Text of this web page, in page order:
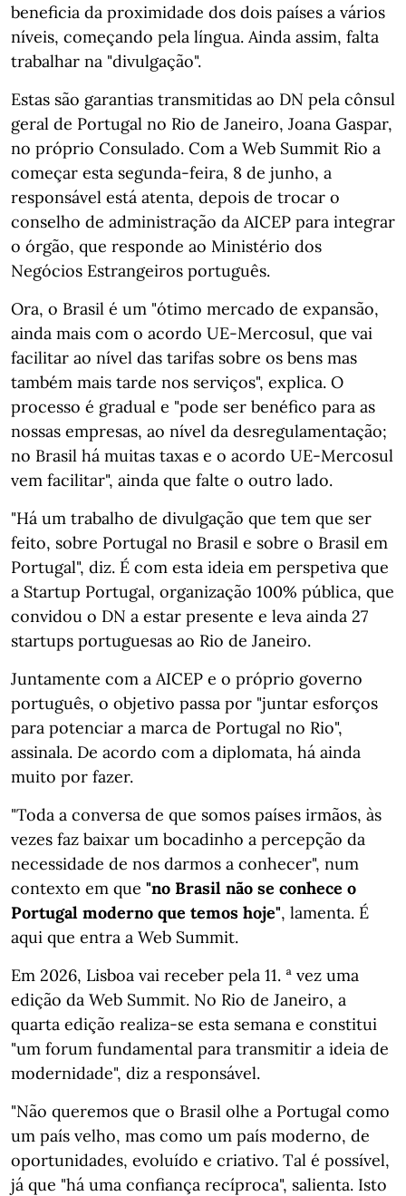
beneficia da proximidade dos dois países a vários
níveis, começando pela língua. Ainda assim, falta
trabalhar na "divulgação".
Estas são garantias transmitidas ao DN pela cônsul
geral de Portugal no Rio de Janeiro, Joana Gaspar,
no próprio Consulado. Com a Web Summit Rio a
começar esta segunda-feira, 8 de junho, a
responsável está atenta, depois de trocar o
conselho de administração da AICEP para integrar
o órgão, que responde ao Ministério dos
Negócios Estrangeiros português.
Ora, o Brasil é um "ótimo mercado de expansão,
ainda mais com o acordo UE-Mercosul, que vai
facilitar ao nível das tarifas sobre os bens mas
também mais tarde nos serviços", explica. O
processo é gradual e "pode ser benéfico para as
nossas empresas, ao nível da desregulamentação;
no Brasil há muitas taxas e o acordo UE-Mercosul
vem facilitar", ainda que falte o outro lado.
"Há um trabalho de divulgação que tem que ser
feito, sobre Portugal no Brasil e sobre o Brasil em
Portugal", diz. É com esta ideia em perspetiva que
a Startup Portugal, organização 100% pública, que
convidou o DN a estar presente e leva ainda 27
startups portuguesas ao Rio de Janeiro.
Juntamente com a AICEP e o próprio governo
português, o objetivo passa por "juntar esforços
para potenciar a marca de Portugal no Rio",
assinala. De acordo com a diplomata, há ainda
muito por fazer.
"Toda a conversa de que somos países irmãos, às
vezes faz baixar um bocadinho a percepção da
necessidade de nos darmos a conhecer", num
contexto em que "no Brasil não se conhece o
Portugal moderno que temos hoje", lamenta. É
aqui que entra a Web Summit.
Em 2026, Lisboa vai receber pela 11. ª vez uma
edição da Web Summit. No Rio de Janeiro, a
quarta edição realiza-se esta semana e constitui
"um forum fundamental para transmitir a ideia de
modernidade", diz a responsável.
"Não queremos que o Brasil olhe a Portugal como
um país velho, mas como um país moderno, de
oportunidades, evoluído e criativo. Tal é possível,
já que "há uma confiança recíproca", salienta. Isto